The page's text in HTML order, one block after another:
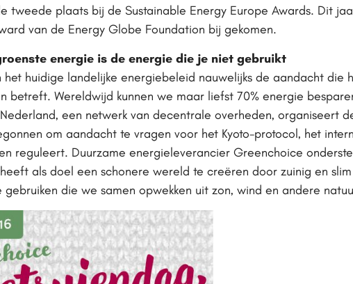
tweede plaats bij de Sustainable Energy Europe Awards. Dit
van de Energy Globe Foundation bij gekomen.
energie is de energie die je niet gebruikt
het huidige landelijke energiebeleid nauwelijks de aandacht die
betreft. Wereldwijd kunnen we maar liefst 70% energie
een netwerk van decentrale overheden, organiseert
om aandacht te vragen voor het Kyoto-protocol, het
reguleert. Duurzame energieleverancier Greenchoice
als doel een schonere wereld te creëren door zuinig en
die we samen opwekken uit zon, wind en andere